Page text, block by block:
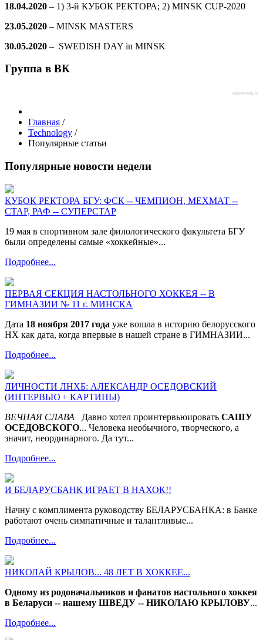
18.04.2020 – 1) 3-й КУБОК РЕКТОРА; 2) MINSK CUP-2020
23.05.2020 – MINSK MASTERS
30.05.2020 – SWEDISH DAY in MINSK
Группа в ВК
afisha-msk.ru
Главная /
Technology /
Популярные статьи
Популярные новости недели
КУБОК РЕКТОРА БГУ: ФСК -- ЧЕМПИОН, МЕХМАТ --
СТАР, РАФ -- СУПЕРСТАР
19 мая в спортивном зале филологического факультета БГУ
были определены самые «хоккейные»...
Подробнее...
ПЕРВАЯ СЕКЦИЯ НАСТОЛЬНОГО ХОККЕЯ -- В
ГИМНАЗИИ № 11 г. МИНСКА
Дата 18 ноября 2017 года уже вошла в историю белорусского
НХ как дата, когда впервые в нашей стране в ГИМНАЗИИ...
Подробнее...
ЛИЧНОСТИ ЛНХБ: АЛЕКСАНДР ОСЕДОВСКИЙ
(ИНТЕРВЬЮ + КАРТИНЫ)
ВЕЧНАЯ СЛАВА Давно хотел проинтервьюировать САШУ
ОСЕДОВСКОГО... Человека необычного, творческого, а
значит, неординарного. Да тут...
Подробнее...
И БЕЛАРУСБАНК ИГРАЕТ В НАХОК!!
Начну с комплимента руководству БЕЛАРУСБАНКА: в Банке
работают очень симпатичные и талантливые...
Подробнее...
НИКОЛАЙ КРЫЛОВ... 48 ЛЕТ В ХОККЕЕ...
Одному из родоначальников и фанатов настольного хоккея
в Беларуси -- нашему ШВЕДУ -- НИКОЛАЮ КРЫЛОВУ...
Подробнее...